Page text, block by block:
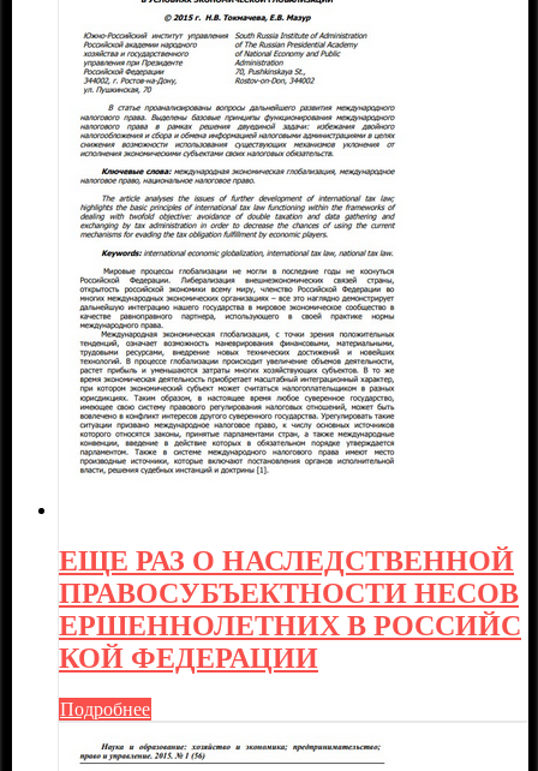
ЕЩЕ РАЗ О НАСЛЕДСТВЕННОЙ
ПРАВОСУБЪЕКТНОСТИ НЕСОВ
ЕРШЕННОЛЕТНИХ В РОССИЙС
КОЙ ФЕДЕРАЦИИ
Подробнее